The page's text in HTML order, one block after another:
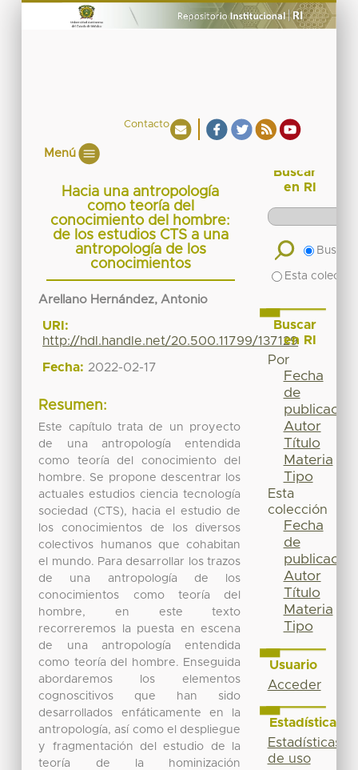
Contacto
Menú
Hacia una antropología
como teoría del
conocimiento del hombre:
de los estudios CTS a una
antropología de los
conocimientos
Arellano Hernández, Antonio
URI:
http://hdl.handle.net/20.500.11799/137129
Fecha: 2022-02-17
Resumen:
Este capítulo trata de un proyecto
de una antropología entendida
como teoría del conocimiento del
hombre. Se propone descentrar los
actuales estudios ciencia tecnología
sociedad (CTS), hacia el estudio de
los conocimientos de los diversos
colectivos humanos que cohabitan
el mundo. Para desarrollar los trazos
de una antropología de los
conocimientos como teoría del
hombre, en este texto
recorreremos la puesta en escena
de una antropología entendida
como teoría del hombre. Enseguida
abordaremos los elementos
cognoscitivos que han sido
desarrollados enfáticamente en la
antropología, así como el despliegue
y fragmentación del estudio de la
teoría de la hominización
Buscar
en RI
Buscar
Esta
Buscar
en RI
Por
Fecha
de
publicación
Autor
Título
Materia
Tipo
Esta
colección
Fecha
de
publicación
Autor
Título
Materia
Tipo
Usuario
Acceder
Estadísticas
Estadísticas
de uso